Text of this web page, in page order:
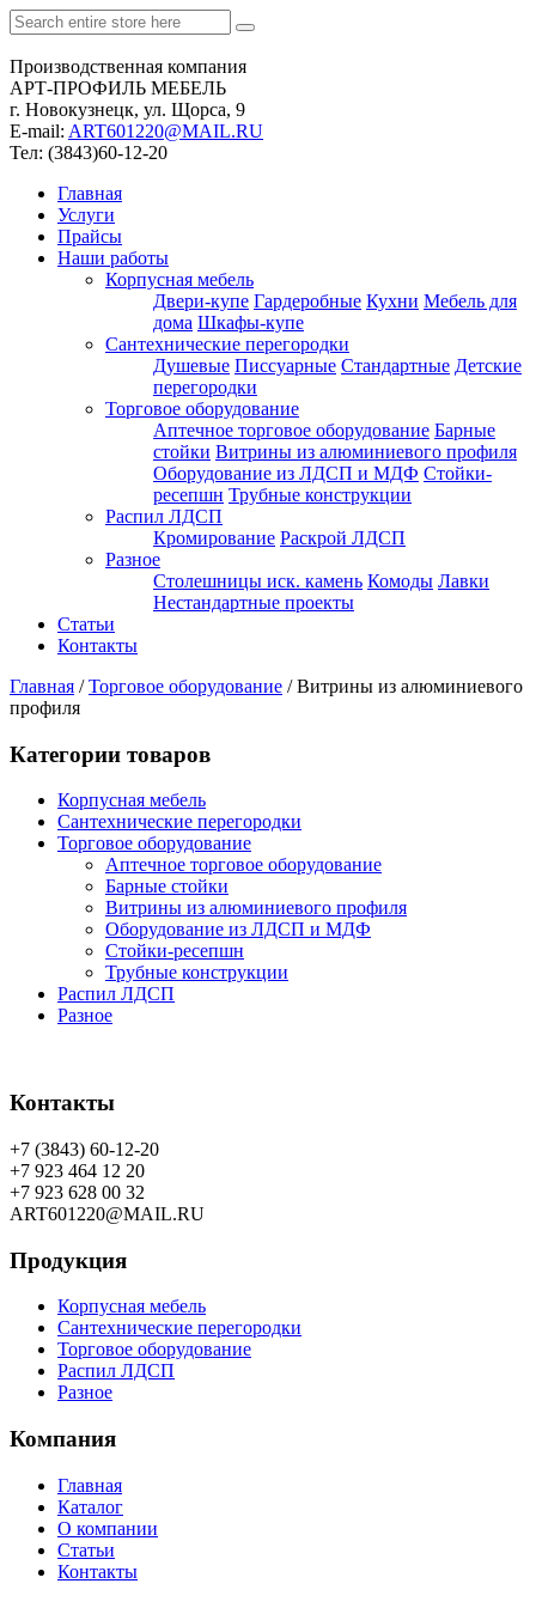
Производственная компания
АРТ-ПРОФИЛЬ МЕБЕЛЬ
г. Новокузнецк, ул. Щорса, 9
Е-mail: ART601220@MAIL.RU
Тел: (3843)60-12-20
Главная
Услуги
Прайсы
Наши работы
Корпусная мебель
Двери-купе Гардеробные Кухни Мебель для
дома Шкафы-купе
Сантехнические перегородки
Душевые Писсуарные Стандартные Детские
перегородки
Торговое оборудование
Аптечное торговое оборудование Барные
стойки Витрины из алюминиевого профиля
Оборудование из ЛДСП и МДФ Стойки-
ресепшн Трубные конструкции
Распил ЛДСП
Кромирование Раскрой ЛДСП
Разное
Столешницы иск. камень Комоды Лавки
Нестандартные проекты
Статьи
Контакты
Главная /Торговое оборудование /Витрины из алюминиевого
профиля
Категории товаров
Корпусная мебель
Сантехнические перегородки
Торговое оборудование
Аптечное торговое оборудование
Барные стойки
Витрины из алюминиевого профиля
Оборудование из ЛДСП и МДФ
Стойки-ресепшн
Трубные конструкции
Распил ЛДСП
Разное
Контакты
+7 (3843) 60-12-20
+7 923 464 12 20
+7 923 628 00 32
ART601220@MAIL.RU
Продукция
Корпусная мебель
Сантехнические перегородки
Торговое оборудование
Распил ЛДСП
Разное
Компания
Главная
Каталог
О компании
Статьи
Контакты